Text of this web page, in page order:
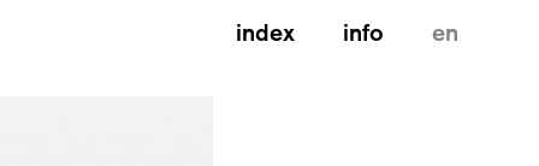
index info en